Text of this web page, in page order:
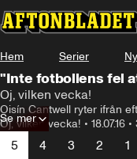
Hem Serier
"Inte fotbollens fel
Oj, vilken vecka!
Oisín Cantwell ryter ifrån
Oj, vilken vecka! • 18.07.16 •
Se mer
5 4 3 2 1